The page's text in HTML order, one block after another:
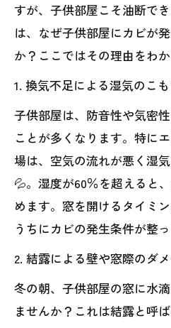
すが、子供部屋こそ油断で
は、なぜ子供部屋にカビが
か？ここではその理由をわ
1. 換気不足による湿気のこ
子供部屋は、防音性や気密
ことが多くなります。特に
場は、空気の流れが悪く湿
💦。湿度が60％を超えると
めます。窓を開けるタイミ
うちにカビの発生条件が整
2. 結露による壁や窓際のダ
冬の朝、子供部屋の窓に水
ませんか？これは結露と呼